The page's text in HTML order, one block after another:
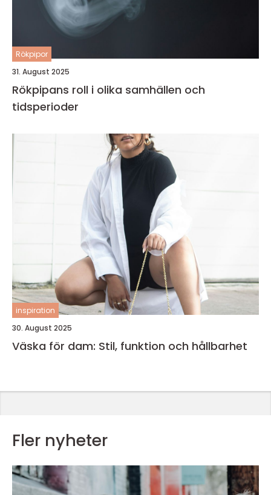
Rökpipor
31. August 2025
Rökpipans roll i olika samhällen och
tidsperioder
inspiration
30. August 2025
Väska för dam: Stil, funktion och hållbarhet
Fler nyheter